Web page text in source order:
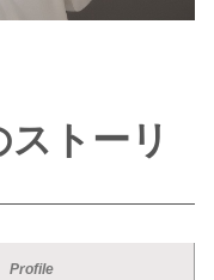
トーリ
Profile